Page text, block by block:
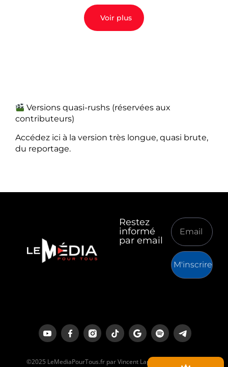
Voir plus
Versions quasi-rushs (réservées aux
contributeurs)
Accédez ici à la version très longue, quasi brute,
du reportage.
Restez
informé
par email
M'inscrire
©2025 LeMediaPourTous.fr par Vincent Lapierre est un média